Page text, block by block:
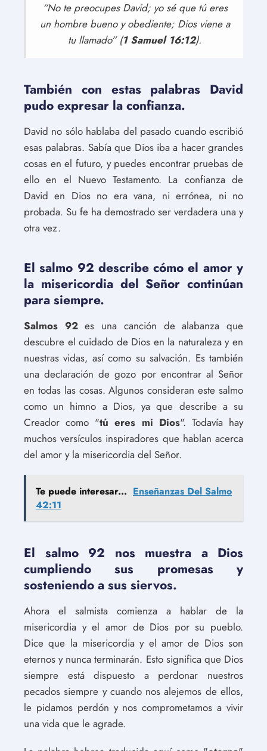
“No te preocupes David; yo sé que tú eres
un hombre bueno y obediente; Dios viene a
tu llamado” (1 Samuel 16:12).
También con estas palabras David
pudo expresar la confianza.
David no sólo hablaba del pasado cuando escribió
esas palabras. Sabía que Dios iba a hacer grandes
cosas en el futuro, y puedes encontrar pruebas de
ello en el Nuevo Testamento. La confianza de
David en Dios no era vana, ni errónea, ni no
probada. Su fe ha demostrado ser verdadera una y
otra vez.
El salmo 92 describe cómo el amor y
la misericordia del Señor continúan
para siempre.
Salmos 92es una canción de alabanza que
descubre el cuidado de Dios en la naturaleza y en
nuestras vidas, así como su salvación. Es también
una declaración de gozo por encontrar al Señor
en todas las cosas. Algunos consideran este salmo
como un himno a Dios, ya que describe a su
Creador como "tú eres mi Dios". Todavía hay
muchos versículos inspiradores que hablan acerca
del amor y la misericordia del Señor.
Te puede interesar... Enseñanzas Del Salmo
42:11
El salmo 92 nos muestra a Dios
cumpliendo sus promesas y
sosteniendo a sus siervos.
Ahora el salmista comienza a hablar de la
misericordia y el amor de Dios por su pueblo.
Dice que la misericordia y el amor de Dios son
eternos y nunca terminarán. Esto significa que Dios
siempre está dispuesto a perdonar nuestros
pecados siempre y cuando nos alejemos de ellos,
le pidamos perdón y nos comprometamos a vivir
una vida que le agrade.